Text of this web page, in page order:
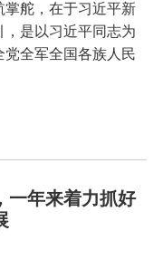
掌舵，在于习近平新
是以习近平同志为
全军全国各族人民
一年来着力抓好